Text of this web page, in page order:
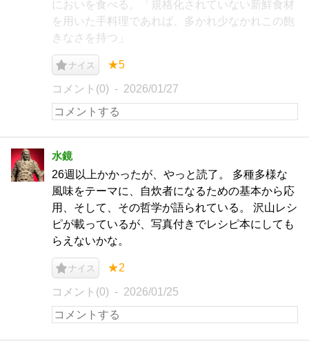
においを食べる。「規格化されていない新鮮食材
を用いた手料理であれば、多かれ少なかれこの飽
きなさを持つ」
ナイス ★5
コメント(0) 2026/01/27
水鏡
26週以上かかったが、やっと読了。 多種多様な
風味をテーマに、自炊者になるための基本から応
用、そして、その哲学が語られている。 沢山レシ
ピが載っているが、写真付きでレシピ本にしても
らえないかな。
ナイス ★2
コメント(0) 2026/01/25